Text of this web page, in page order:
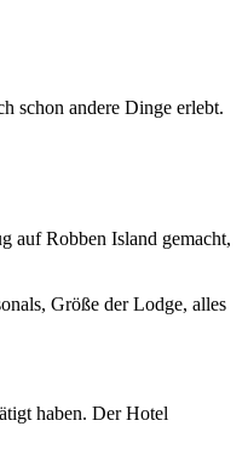
schon andere Dinge erlebt.
auf Robben Island gemacht,
Größe der Lodge, alles
haben. Der Hotel